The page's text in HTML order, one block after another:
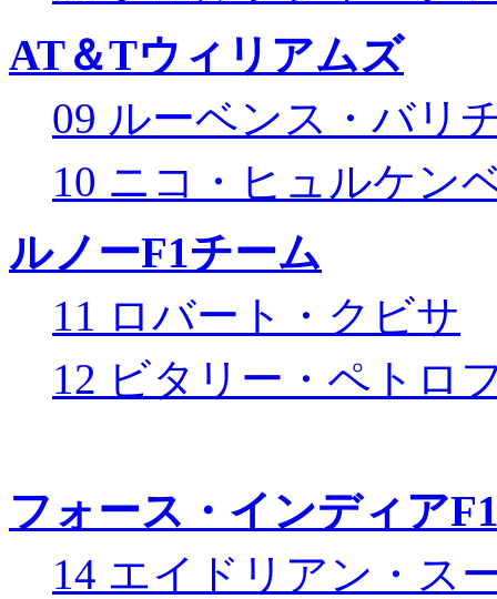
AT＆Tウィリアムズ
09 ルーベンス・バリ
10 ニコ・ヒュルケン
ルノーF1チーム
11 ロバート・クビサ
12 ビタリー・ペトロ
フォース・インディア
14 エイドリアン・ス